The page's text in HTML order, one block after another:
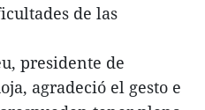
de las
presidente de
agradeció el gesto e